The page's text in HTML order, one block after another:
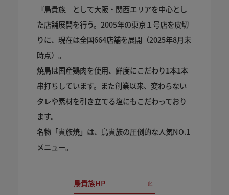
『鳥貴族』として大阪・関西エリアを中心とし
た店舗展開を行う。2005年の東京１号店を皮切
りに、現在は全国664店舗を展開（2025年8月末
時点）。
焼鳥は国産鶏肉を使用、鮮度にこだわり1本1本
串打ちしています。また創業以来、変わらない
タレや素材を引き立てる塩にもこだわっており
ます。
名物「貴族焼」は、鳥貴族の圧倒的な人気NO.1
メニュー。
鳥貴族HP